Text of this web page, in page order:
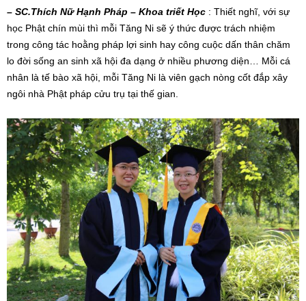
– SC.Thích Nữ Hạnh Pháp – Khoa triết Học : Thiết nghĩ, với sự
học Phật chín mùi thì mỗi Tăng Ni sẽ ý thức được trách nhiệm
trong công tác hoằng pháp lợi sinh hay công cuộc dấn thân chăm
lo đời sống an sinh xã hội đa dạng ở nhiều phương diện… Mỗi cá
nhân là tế bào xã hội, mỗi Tăng Ni là viên gạch nòng cốt đắp xây
ngôi nhà Phật pháp cửu trụ tại thế gian.